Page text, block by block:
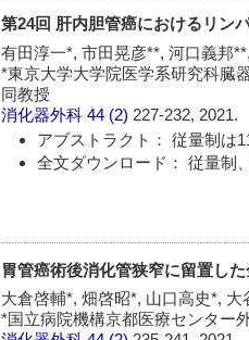
第24回 肝内胆管癌におけるリン
有田淳一*, 市田晃彦**, 河口義邦
*東京大学大学院医学系研究科臓
同教授
消化器外科 44 (2) 227-232, 2021.
アブストラクト： 従量制は
全文ダウンロード： 従量制
胃管癌術後消化管狭窄に留置し
大倉啓輔*, 畑啓昭*, 山口高史*,
*国立病院機構京都医療センター